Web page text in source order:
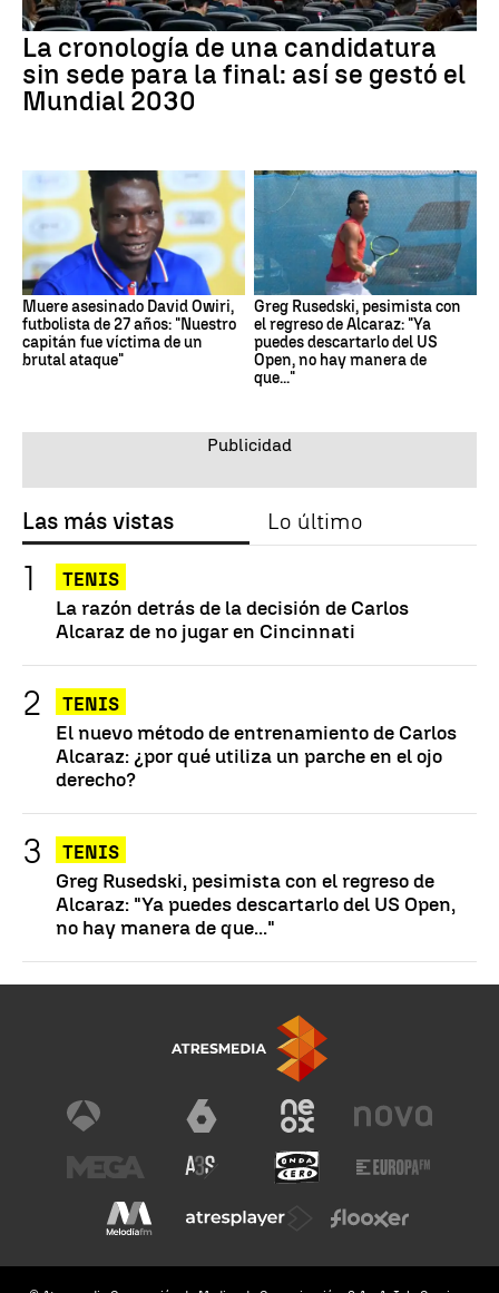
La cronología de una candidatura
sin sede para la final: así se gestó el
Mundial 2030
Muere asesinado David Owiri,
futbolista de 27 años: "Nuestro
capitán fue víctima de un
brutal ataque"
Greg Rusedski, pesimista con
el regreso de Alcaraz: "Ya
puedes descartarlo del US
Open, no hay manera de
que..."
Las más vistas Lo último
TENIS
La razón detrás de la decisión de Carlos
Alcaraz de no jugar en Cincinnati
TENIS
El nuevo método de entrenamiento de Carlos
Alcaraz: ¿por qué utiliza un parche en el ojo
derecho?
TENIS
Greg Rusedski, pesimista con el regreso de
Alcaraz: "Ya puedes descartarlo del US Open,
no hay manera de que..."